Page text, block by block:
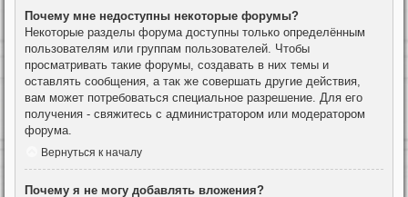
Почему мне недоступны некоторые форумы?
Некоторые разделы форума доступны только определённым
пользователям или группам пользователей. Чтобы
просматривать такие форумы, создавать в них темы и
оставлять сообщения, а так же совершать другие действия,
вам может потребоваться специальное разрешение. Для его
получения - свяжитесь с администратором или модератором
форума.
Вернуться к началу
Почему я не могу добавлять вложения?